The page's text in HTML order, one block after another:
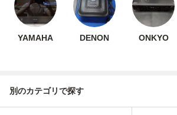
YAMAHA DENON ONKYO
別のカテゴリで探す